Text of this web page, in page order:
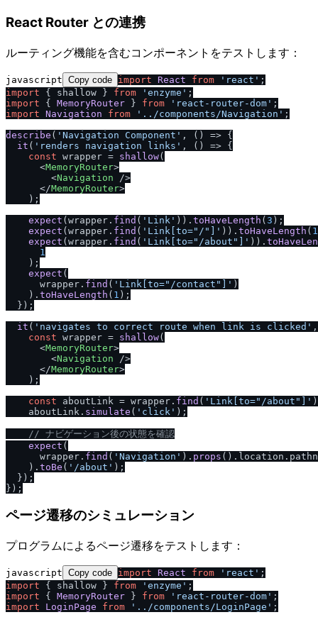
React Router との連携
ルーティング機能を含むコンポーネントをテストします：
javascript Copy code import React from 'react'
import { shallow } from 'enzyme'
import { MemoryRouter } from 'react-router-dom'
import Navigation from '.. /components /Navigation' ;
describe ( 'Navigation Component' , () => {
it ( 'renders navigation links' , () => {
const wrapper = shallow(
<MemoryRouter>
<Navigation />
</MemoryRouter>
    );
expect (wrapper. find ( 'Link' )). toHaveLength (3 );
expect (wrapper. find ( 'Link[to=" / "]' )). toHaveLength ( 1
expect (wrapper. find ( 'Link[to=" /about"]' )).
1
    );
expect (
      wrapper.
find ( 'Link[to=" /contact"]' )
    ).
toHaveLength ( 1 );
  });
it ( 'navigates to correct route when link is clicked'
const wrapper = shallow(
<MemoryRouter>
<Navigation />
</MemoryRouter>
    );
const aboutLink = wrapper. find ( 'Link[to=" /about"]'
    aboutLink.
simulate ( 'click' );
/ / ナビゲーション後の状態を確認
expect (
      wrapper.
find ( 'Navigation' ). props (). location .
    ).
toBe ( ' /about' );
  });
ページ遷移のシミュレーション
プログラムによるページ遷移をテストします：
javascript Copy code import React from 'react'
import { shallow } from 'enzyme'
import { MemoryRouter } from 'react-router-dom'
import
LoginPage from '.. /components /LoginPage' ;